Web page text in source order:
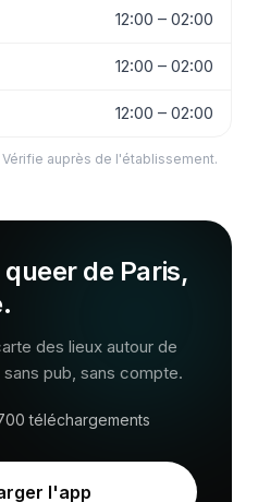
12:00 – 02:00
12:00 – 02:00
12:00 – 02:00
auprès de l'établissement.
de Paris,
des lieux autour de
pub, sans compte.
téléchargements
l'app